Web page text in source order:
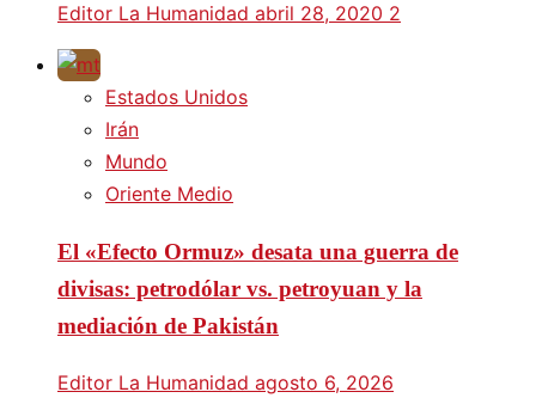
Editor La Humanidad abril 28, 2020 2
Estados Unidos
Irán
Mundo
Oriente Medio
El «Efecto Ormuz» desata una guerra de
divisas: petrodólar vs. petroyuan y la
mediación de Pakistán
Editor La Humanidad agosto 6, 2026